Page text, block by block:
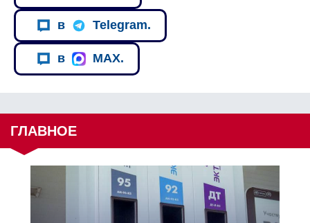
в Telegram.
в MAX.
ГЛАВНОЕ